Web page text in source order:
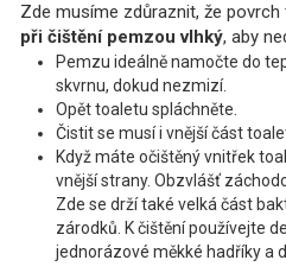
Zde musíme zdůraznit, že
při čištění pemzou vlhký, aby
Pemzu ideálně namočte do
skvrnu, dokud nezmizí.
Opět toaletu spláchněte.
Čistit se musí i vnější část
Když máte očištěný vnitřek
vnější strany. Obzvlášť
Zde se drží také velká část
zárodků. K čištění používejte
jednorázové měkké hadříky a